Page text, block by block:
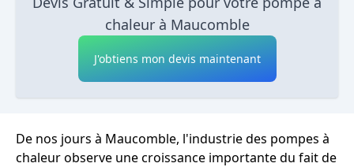
chaleur à Maucomble
J'obtiens mon devis maintenant
De nos jours à Maucomble, l'industrie des pompes à
chaleur observe une croissance importante du fait de